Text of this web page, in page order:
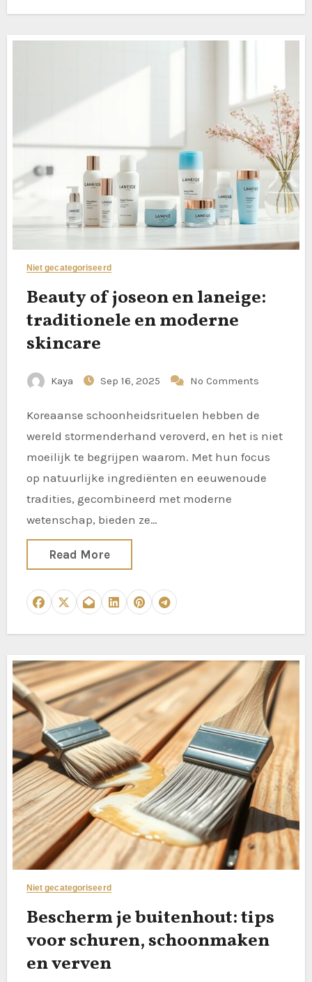
Niet gecategoriseerd
Beauty of joseon en laneige:
traditionele en moderne
skincare
Kaya Sep 16, 2025 No Comments
Koreaanse schoonheidsrituelen hebben de
wereld stormenderhand veroverd, en het is niet
moeilijk te begrijpen waarom. Met hun focus
op natuurlijke ingrediënten en eeuwenoude
tradities, gecombineerd met moderne
wetenschap, bieden ze…
Read More
Niet gecategoriseerd
Bescherm je buitenhout: tips
voor schuren, schoonmaken
en verven